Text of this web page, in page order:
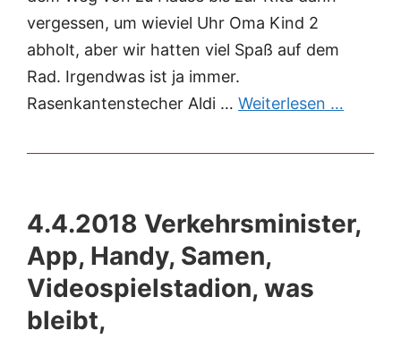
vergessen, um wieviel Uhr Oma Kind 2
abholt, aber wir hatten viel Spaß auf dem
Rad. Irgendwas ist ja immer.
Rasenkantenstecher Aldi … Weiterlesen …
4.4.2018 Verkehrsminister,
App, Handy, Samen,
Videospielstadion, was
bleibt,